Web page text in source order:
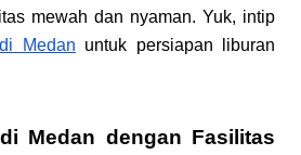
mewah dan nyaman. Yuk, intip
Medan untuk persiapan liburan
Medan dengan Fasilitas